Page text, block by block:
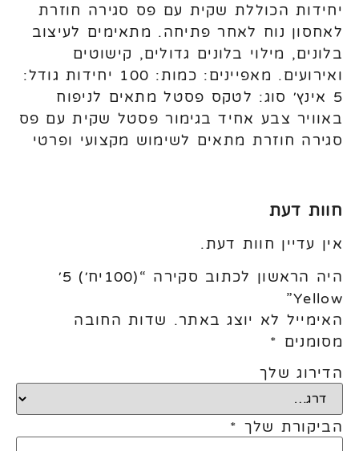
יחידות הכוללת שקית עם פס סגירה חוזרת
לאחסון נוח לאחר פתיחה. מתאימים לעיצוב
בלונים, מילוי בלונים גדולים, קישוטים
ואירועים. מאפיינים: כמות: 100 יחידות גודל:
5 אינץ׳ סוג: לטקס פסטל מתאים לניפוח
באוויר צבע אחיד בגימור פסטל שקית עם פס
סגירה חוזרת מתאים לשימוש מקצועי ופרטי
חוות דעת
אין עדיין חוות דעת.
היה הראשון לכתוב סקירה “(100יח׳) 5׳
Yellow”
האימייל לא יוצג באתר. שדות החובה
מסומנים *
הדירוג שלך
הביקורת שלך *